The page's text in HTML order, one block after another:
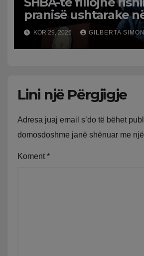
pranisë ushtarake
KOR 29, 2026 GILBERTA
Lini një Përgjigje
Adresa juaj email s’do të bëhet
domosdoshme janë shënuar me një
Koment *